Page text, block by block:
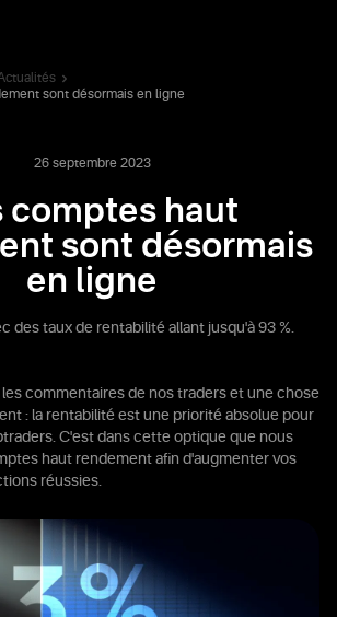
sont désormais en ligne
26 septembre 2023
comptes haut
sont désormais
en ligne
des taux de rentabilité allant jusqu'à 93 %.
les commentaires de nos traders et une chose
: la rentabilité est une priorité absolue pour
C'est dans cette optique que nous
haut rendement afin d'augmenter vos
réussies.